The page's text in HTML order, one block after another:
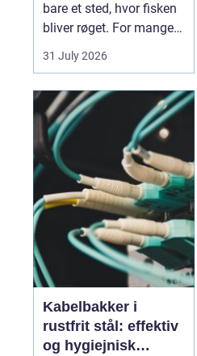
bare et sted, hvor fisken
bliver røget. For mange
er det et samlingspunkt,
hvor lokale råvarer,
mødes. Her bliver
friskfanget fisk
forvandlet til
velsmagende røgvarer,
som både kan nydes i en
hurtig frokost...
31 July 2026
Kabelbakker i
rustfrit stål: effektiv
og hygiejnisk